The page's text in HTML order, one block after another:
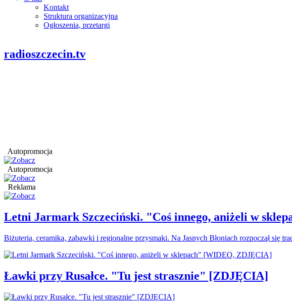
Kontakt
Struktura organizacyjna
Ogłoszenia, przetargi
radioszczecin.tv
Autopromocja
Autopromocja
Reklama
Letni Jarmark Szczeciński. "Coś innego, aniżeli w
Biżuteria, ceramika, zabawki i regionalne przysmaki. Na Jasnych Błoniach rozpoczął się
Ławki przy Rusałce. "Tu jest strasznie" [ZDJĘCIA]